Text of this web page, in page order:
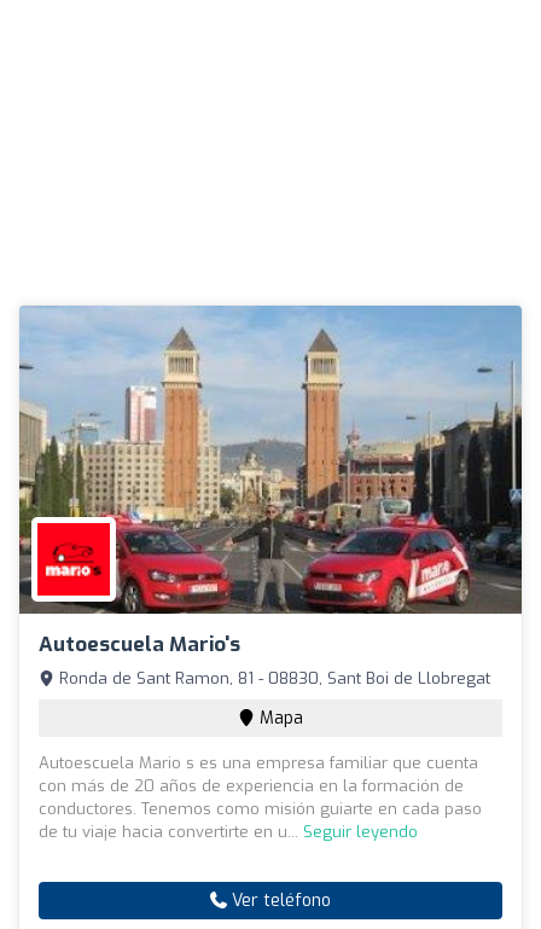
Autoescuela Mario's
Ronda de Sant Ramon, 81 - 08830, Sant Boi de Llobregat
Mapa
Autoescuela Mario s es una empresa familiar que cuenta
con más de 20 años de experiencia en la formación de
conductores. Tenemos como misión guiarte en cada paso
de tu viaje hacia convertirte en u... Seguir leyendo
Ver teléfono